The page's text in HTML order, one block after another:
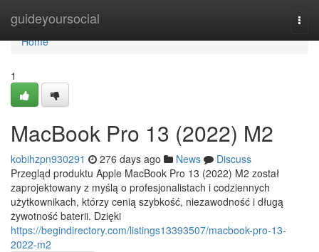
guideyoursocial
Home
Home
1
MacBook Pro 13 (2022) M2
kobihzpn930291 276 days ago News
Discuss
Przegląd produktu Apple MacBook Pro 13 (2022) M2 został
zaprojektowany z myślą o profesjonalistach i codziennych
użytkownikach, którzy cenią szybkość, niezawodność i długą
żywotność baterii. Dzięki
https://begindirectory.com/listings13393507/macbook-pro-13-
2022-m2